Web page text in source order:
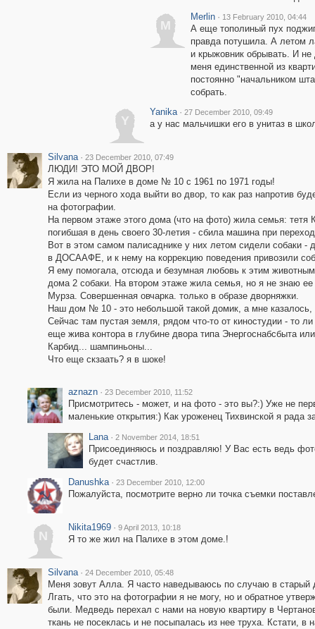
M
Merlin · 13 February 2010, 04:44
А еще тополиный пух
правда потушила. А летом
и крыжовник обрывать. И
меня единственной из
постоянно "начальником
собрать.
Y
Yanika · 27 December 2010, 09:49
а у нас мальчишки его в унитаз в
Silvana · 23 December 2010, 07:49
ЛЮДИ! ЭТО МОЙ ДВОР!
Я жила на Палихе в доме № 10 с 1961 по 1971 годы!
Если из черного хода выйти во двор, то как раз напротив
на фотографии.
На первом этаже этого дома (что на фото) жила семья:
погибшая в день своего 30-летия - сбила машина при
Вот в этом самом палисаднике у них летом сидели собаки -
в ДОСААФЕ, и к нему на коррекцию поведения привозили
Я ему помогала, отсюда и безумная любовь к этим
дома 2 собаки. На втором этаже жила семья, но я не знаю
Мурза. Совершенная овчарка. только в образе дворняжки.
Наш дом № 10 - это небольшой такой домик, а мне
Сейчас там пустая земля, рядом что-то от киностудии - то
еще жива контора в глубине двора типа Энергоснабсбыта
Карбид... шампиньоны...
Что еще скзаать? я в шоке!
aznazn · 23 December 2010, 11:52
Присмотритесь - может, и на фото - это вы?:) Уже не
маленькие открытия:) Как уроженец Тихвинской я рада
Lana · 2 November 2014, 18:51
Присоединяюсь и поздравляю! У Вас есть ведь
будет счастлив.
Danushka · 23 December 2010, 12:00
Пожалуйста, посмотрите верно ли точка съемки
N
Nikita1969 · 9 April 2013, 10:18
Я то же жил на Палихе в этом доме.!
Silvana · 24 December 2010, 05:48
Меня зовут Алла. Я часто наведываюсь по случаю в старый
Лгать, что это на фотографии я не могу, но и обратное
были. Медведь перехал с нами на новую квартиру в
ткань не посеклась и не посыпалась из нее труха. Кстати, в